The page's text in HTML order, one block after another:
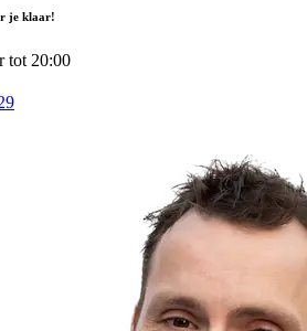
je klaar!
tot 20:00